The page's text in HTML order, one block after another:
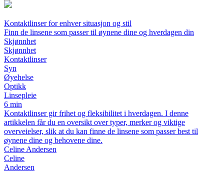
Kontaktlinser for enhver situasjon og stil
Finn de linsene som passer til øynene dine og hverdagen din
Skjønnhet
Skjønnhet
Kontaktlinser
Syn
Øyehelse
Optikk
Linsepleie
6 min
Kontaktlinser gir frihet og fleksibilitet i hverdagen. I denne
artikkelen får du en oversikt over typer, merker og viktige
overveielser, slik at du kan finne de linsene som passer best til
øynene dine og behovene dine.
Celine Andersen
Celine
Andersen